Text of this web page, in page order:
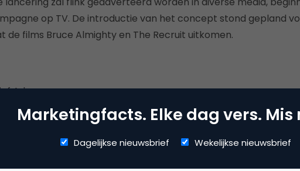
op TV. De introductie van het concept stond gepland
de films Bruce Almighty en The Recruit uitkomen.
Admanager
Kopieer link
Marketingfacts. Elke dag vers. Mis
Dagelijkse nieuwsbrief Wekelijkse nieuwsbrief